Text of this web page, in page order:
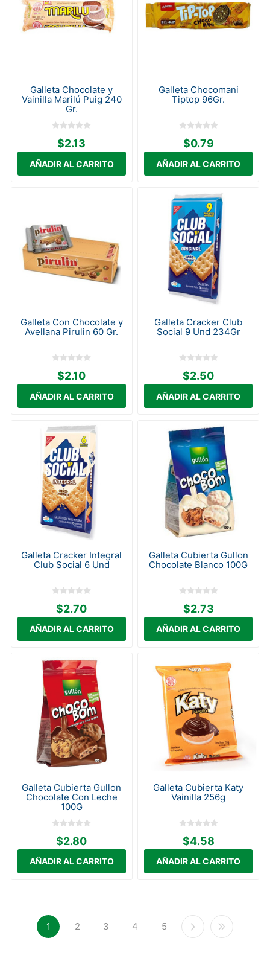
Galleta Chocolate y
Vainilla Marilú Puig 240
Gr.
$2.13
Galleta Chocomani
Tiptop 96Gr.
$0.79
Galleta Con Chocolate y
Avellana Pirulin 60 Gr.
$2.10
Galleta Cracker Club
Social 9 Und 234Gr
$2.50
Galleta Cracker Integral
Club Social 6 Und
$2.70
Galleta Cubierta Gullon
Chocolate Blanco 100G
$2.73
Galleta Cubierta Gullon
Chocolate Con Leche
100G
$2.80
Galleta Cubierta Katy
Vainilla 256g
$4.58
1 2 3 4 5